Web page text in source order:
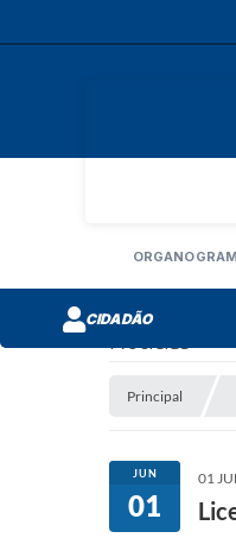
CIDADÃO
Principal
JUN
01
01